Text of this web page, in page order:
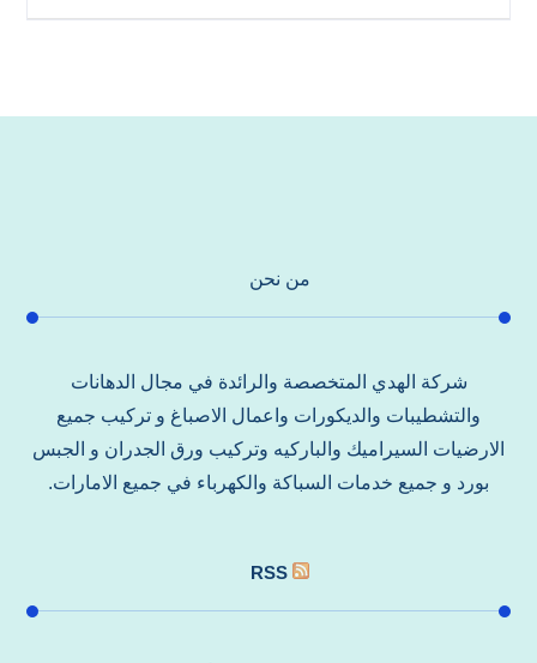
من نحن
شركة الهدي المتخصصة والرائدة في مجال الدهانات
والتشطيبات والديكورات واعمال الاصباغ و تركيب جميع
الارضيات السيراميك والباركيه وتركيب ورق الجدران و الجبس
بورد و جميع خدمات السباكة والكهرباء في جميع الامارات.
RSS